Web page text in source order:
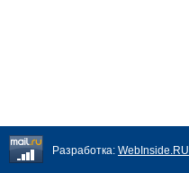
Разработка: WebInside.RU